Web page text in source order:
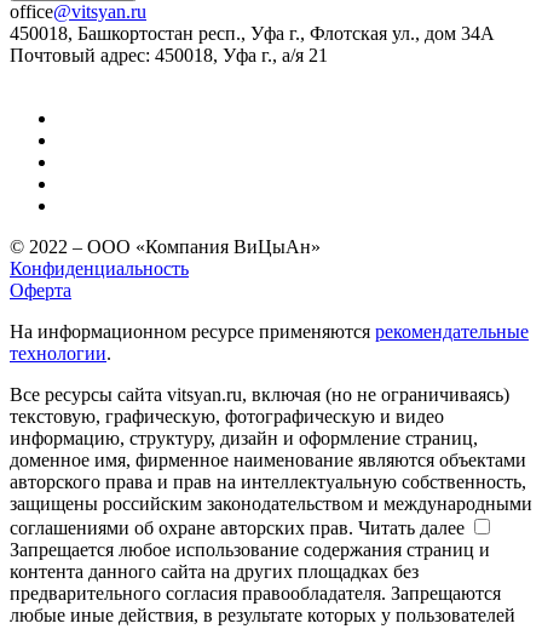
office@vitsyan.ru
450018, Башкортостан респ., Уфа г., Флотская ул., дом 34А
Почтовый адрес: 450018, Уфа г., а/я 21
© 2022 – ООО «Компания ВиЦыАн»
Конфиденциальность
Оферта
На информационном ресурсе применяются рекомендательные
технологии.
Все ресурсы сайта vitsyan.ru, включая (но не ограничиваясь)
текстовую, графическую, фотографическую и видео
информацию, структуру, дизайн и оформление страниц,
доменное имя, фирменное наименование являются объектами
авторского права и прав на интеллектуальную собственность,
защищены российским законодательством и международными
соглашениями об охране авторских прав. Читать далее
Запрещается любое использование содержания страниц и
контента данного сайта на других площадках без
предварительного согласия правообладателя. Запрещаются
любые иные действия, в результате которых у пользователей